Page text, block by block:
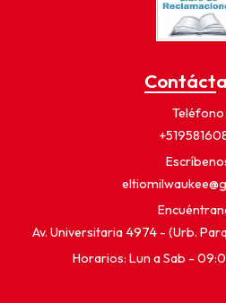
Teléfono
Av. Universitaria 4974 - (Urb.
Horarios: Lun a Sab -